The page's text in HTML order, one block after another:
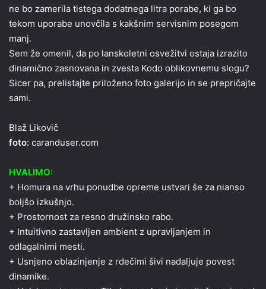
ne bo zamerila tistega dodatnega litra porabe, ki ga bo
tekom uporabe unovčila s kakšnim servisnim posegom
manj.
Sem že omenil, da po lanskoletni osvežitvi ostaja izrazito
dinamično zasnovana in zvesta Kodo oblikovnemu slogu?
Sicer pa, prelistajte priloženo foto galerijo in se prepričajte
sami.
Blaž Likovič
foto: caranduser.com
HVALIMO:
+ Homura na vrhu ponudbe opreme ustvari še za nianso
boljšo izkušnjo.
+ Prostornost za resno družinsko rabo.
+ Intuitivno zastavljen ambient z upravljanjem in
odlagalnimi mesti.
+ Usnjeno oblazinjenje z rdečimi šivi nadaljuje povest
dinamike.